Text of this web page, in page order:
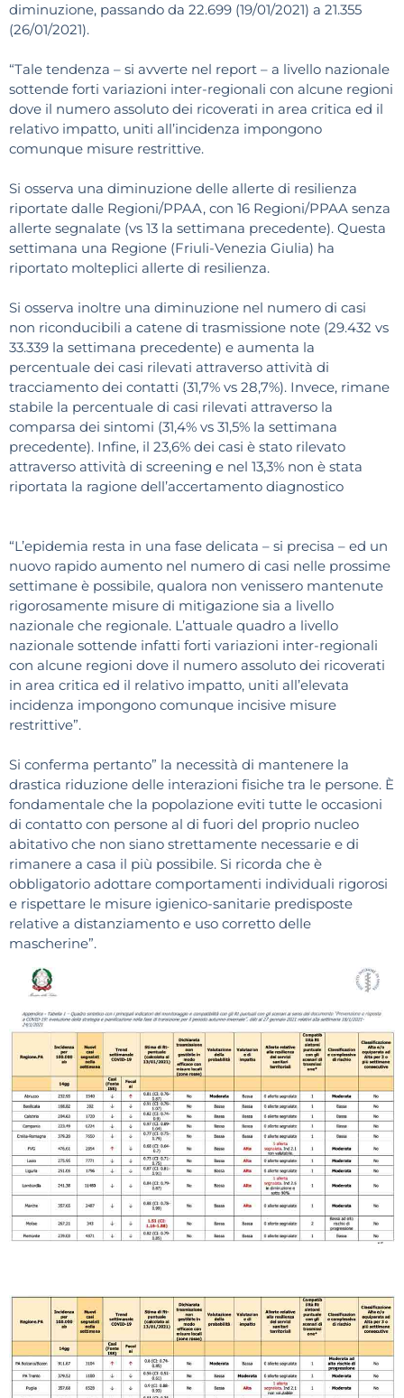
diminuzione, passando da 22.699 (19/01/2021) a 21.355
(26/01/2021).
“Tale tendenza – si avverte nel report – a livello nazionale
sottende forti variazioni inter-regionali con alcune regioni
dove il numero assoluto dei ricoverati in area critica ed il
relativo impatto, uniti all’incidenza impongono
comunque misure restrittive.
Si osserva una diminuzione delle allerte di resilienza
riportate dalle Regioni/PPAA, con 16 Regioni/PPAA senza
allerte segnalate (vs 13 la settimana precedente). Questa
settimana una Regione (Friuli-Venezia Giulia) ha
riportato molteplici allerte di resilienza.
Si osserva inoltre una diminuzione nel numero di casi
non riconducibili a catene di trasmissione note (29.432 vs
33.339 la settimana precedente) e aumenta la
percentuale dei casi rilevati attraverso attività di
tracciamento dei contatti (31,7% vs 28,7%). Invece, rimane
stabile la percentuale di casi rilevati attraverso la
comparsa dei sintomi (31,4% vs 31,5% la settimana
precedente). Infine, il 23,6% dei casi è stato rilevato
attraverso attività di screening e nel 13,3% non è stata
riportata la ragione dell’accertamento diagnostico
“L’epidemia resta in una fase delicata – si precisa – ed un
nuovo rapido aumento nel numero di casi nelle prossime
settimane è possibile, qualora non venissero mantenute
rigorosamente misure di mitigazione sia a livello
nazionale che regionale. L’attuale quadro a livello
nazionale sottende infatti forti variazioni inter-regionali
con alcune regioni dove il numero assoluto dei ricoverati
in area critica ed il relativo impatto, uniti all’elevata
incidenza impongono comunque incisive misure
restrittive”.
Si conferma pertanto” la necessità di mantenere la
drastica riduzione delle interazioni fisiche tra le persone. È
fondamentale che la popolazione eviti tutte le occasioni
di contatto con persone al di fuori del proprio nucleo
abitativo che non siano strettamente necessarie e di
rimanere a casa il più possibile. Si ricorda che è
obbligatorio adottare comportamenti individuali rigorosi
e rispettare le misure igienico-sanitarie predisposte
relative a distanziamento e uso corretto delle
mascherine”.